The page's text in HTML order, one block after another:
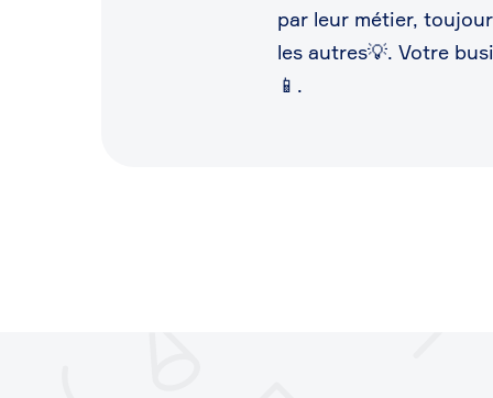
par leur métier,
les autres💡. Votre
📱.